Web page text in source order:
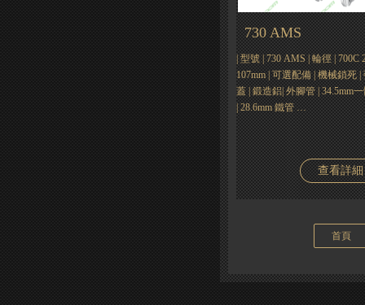
730 AMS
| 型號 | 730 AMS | 輪徑 |
107mm | 可選配備 | 機械鎖死
蓋 | 鍛造鋁| 外腳管 | 34.5mm
| 28.6mm 鐵管 …
查看詳細
首頁